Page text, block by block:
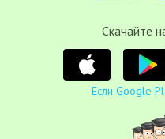
Cкачайте
Если Google